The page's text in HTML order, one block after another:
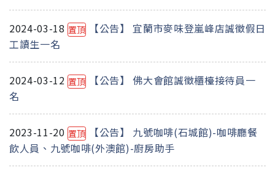
2024-03-18置頂
【公告】 宜蘭市麥味登嵐峰店誠徵假日
工讀生一名
2024-03-12置頂
【公告】 佛大會館誠徵櫃檯接待員一
名
2023-11-20置頂
【公告】 九號咖啡(石城館)-咖啡廳餐
飲人員、九號咖啡(外澳館)-廚房助手